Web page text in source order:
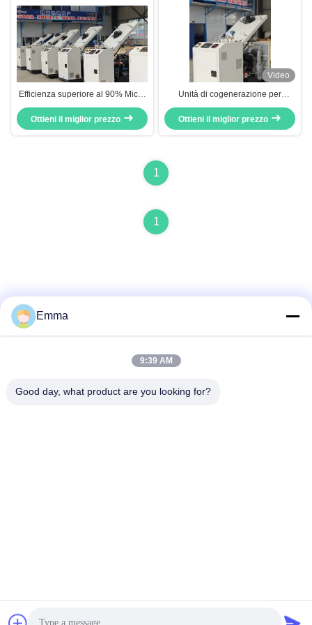
Efficienza superiore al 90% Micro
CHP di tipo raffreddato ad acqua
per raffreddamento alternatore
Ottieni il miglior prezzo
Video
Unità di cogenerazione per
sistemi CHP residenziali trifase
Synchro 8KW 10KVA
Ottieni il miglior prezzo
1
1
n. 280 via WanXing, via Longhu, zona industriale orientale,
Sevenpower Generating Equipment Co., Ltd. Tutti. Tutti i diritti
Emma
9:39 AM
Good day, what product are you looking for?